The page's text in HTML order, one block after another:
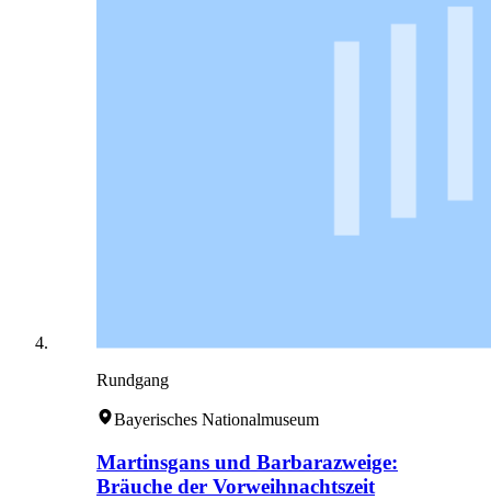
Rundgang
Bayerisches Nationalmuseum
Martinsgans und Barbarazweige:
Bräuche der Vorweihnachtszeit